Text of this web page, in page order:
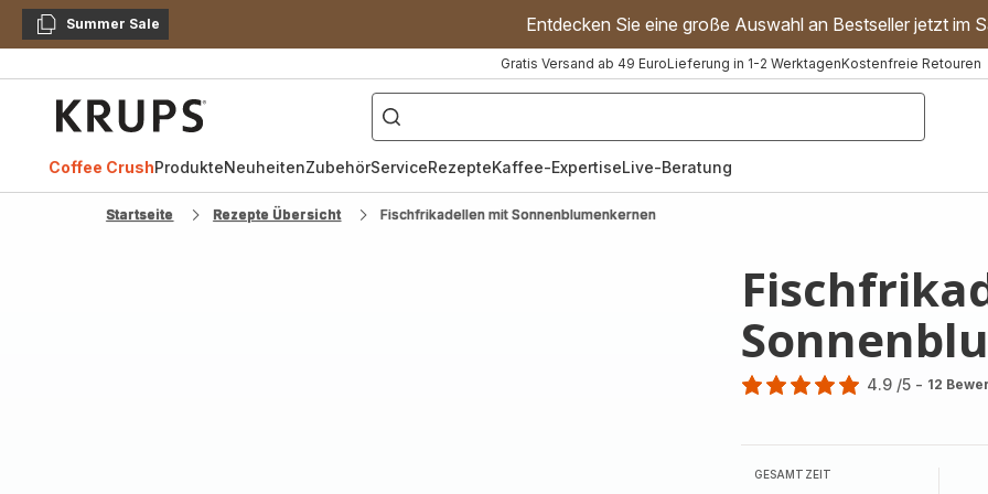
KopierenSummer Sale Entdecken Sie eine große Auswahl an Bestseller jetzt im
Gratis Versand ab 49 EuroLieferung in 1-2 WerktagenKostenfreie Retouren
["Kaffeevollautomat","Handmixer","Waffeleisen"]
Coffee CrushProdukteNeuheitenZubehörServiceRezepteKaffee-ExpertiseLive-Beratung
Startseite Rezepte Übersicht Fischfrikadellen mit Sonnenblumenkernen
4.9 /5 - 12
GESAMTZEIT